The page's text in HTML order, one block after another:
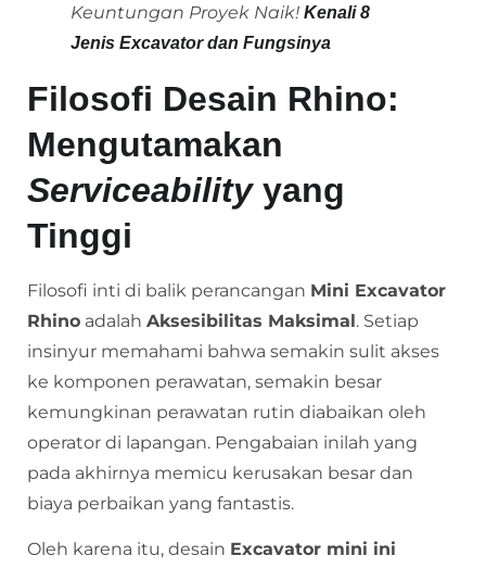
Keuntungan Proyek Naik! Kenali 8
Jenis Excavator dan Fungsinya
Filosofi Desain Rhino:
Mengutamakan
Serviceabilityyang
Tinggi
Filosofi inti di balik perancangan Mini Excavator
Rhino adalah Aksesibilitas Maksimal. Setiap
insinyur memahami bahwa semakin sulit akses
ke komponen perawatan, semakin besar
kemungkinan perawatan rutin diabaikan oleh
operator di lapangan. Pengabaian inilah yang
pada akhirnya memicu kerusakan besar dan
biaya perbaikan yang fantastis.
Oleh karena itu, desain Excavator mini ini